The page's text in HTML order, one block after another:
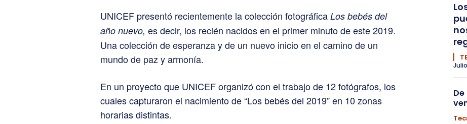
UNICEF presentó recientemente la colección fotográfica Los bebés del
año nuevo, es decir, los recién nacidos en el primer minuto de este 2019.
Una colección de esperanza y de un nuevo inicio en el camino de un
mundo de paz y armonía.
En un proyecto que UNICEF organizó con el trabajo de 12 fotógrafos, los
cuales capturaron el nacimiento de “Los bebés del 2019” en 10 zonas
horarias distintas.
▏